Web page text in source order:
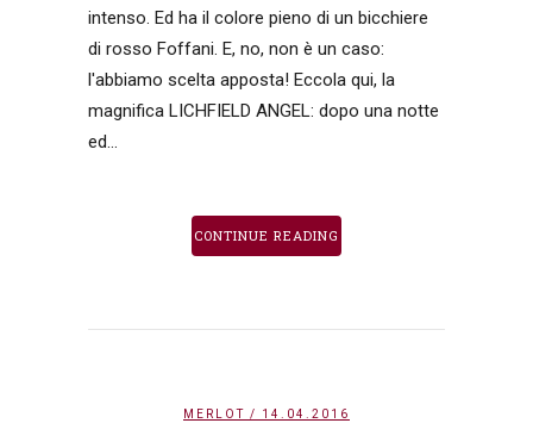
intenso. Ed ha il colore pieno di un bicchiere
di rosso Foffani. E, no, non è un caso:
l'abbiamo scelta apposta! Eccola qui, la
magnifica LICHFIELD ANGEL: dopo una notte
ed...
CONTINUE READING
MERLOT / 14.04.2016